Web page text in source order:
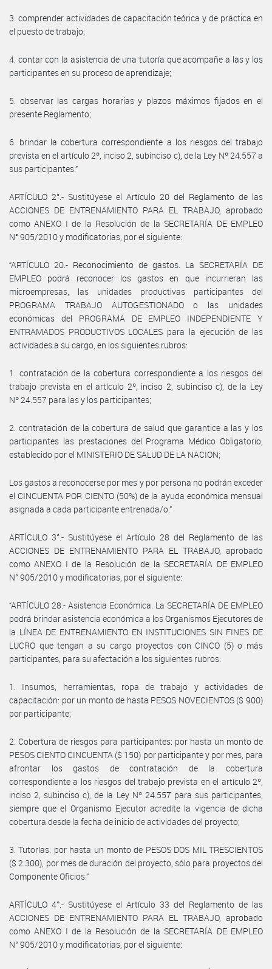
3. comprender actividades de capacitación teórica y de práctica en
el puesto de trabajo;
4. contar con la asistencia de una tutoría que acompañe a las y los
participantes en su proceso de aprendizaje;
5. observar las cargas horarias y plazos máximos fijados en el
presente Reglamento;
6. brindar la cobertura correspondiente a los riesgos del trabajo
prevista en el artículo 2º, inciso 2, subinciso c), de la Ley Nº 24.557 a
sus participantes.”
ARTÍCULO 2°.- Sustitúyese el Artículo 20 del Reglamento de las
ACCIONES DE ENTRENAMIENTO PARA EL TRABAJO, aprobado
como ANEXO I de la Resolución de la SECRETARÍA DE EMPLEO
N° 905/2010 y modificatorias, por el siguiente:
“ARTÍCULO 20.- Reconocimiento de gastos. La SECRETARÍA DE
EMPLEO podrá reconocer los gastos en que incurrieran las
microempresas, las unidades productivas participantes del
PROGRAMA TRABAJO AUTOGESTIONADO o las unidades
económicas del PROGRAMA DE EMPLEO INDEPENDIENTE Y
ENTRAMADOS PRODUCTIVOS LOCALES para la ejecución de las
actividades a su cargo, en los siguientes rubros:
1. contratación de la cobertura correspondiente a los riesgos del
trabajo prevista en el artículo 2º, inciso 2, subinciso c), de la Ley
Nº 24.557 para las y los participantes;
2. contratación de la cobertura de salud que garantice a las y los
participantes las prestaciones del Programa Médico Obligatorio,
establecido por el MINISTERIO DE SALUD DE LA NACION;
Los gastos a reconocerse por mes y por persona no podrán exceder
el CINCUENTA POR CIENTO (50%) de la ayuda económica mensual
asignada a cada participante entrenada/o.”
ARTÍCULO 3°.- Sustitúyese el Artículo 28 del Reglamento de las
ACCIONES DE ENTRENAMIENTO PARA EL TRABAJO, aprobado
como ANEXO I de la Resolución de la SECRETARÍA DE EMPLEO
N° 905/2010 y modificatorias, por el siguiente:
“ARTÍCULO 28.- Asistencia Económica. La SECRETARÍA DE EMPLEO
podrá brindar asistencia económica a los Organismos Ejecutores de
la LÍNEA DE ENTRENAMIENTO EN INSTITUCIONES SIN FINES DE
LUCRO que tengan a su cargo proyectos con CINCO (5) o más
participantes, para su afectación a los siguientes rubros:
1. Insumos, herramientas, ropa de trabajo y actividades de
capacitación: por un monto de hasta PESOS NOVECIENTOS ($ 900)
por participante;
2. Cobertura de riesgos para participantes: por hasta un monto de
PESOS CIENTO CINCUENTA ($ 150) por participante y por mes, para
afrontar los gastos de contratación de la cobertura
correspondiente a los riesgos del trabajo prevista en el artículo 2º,
inciso 2, subinciso c), de la Ley Nº 24.557 para sus participantes,
siempre que el Organismo Ejecutor acredite la vigencia de dicha
cobertura desde la fecha de inicio de actividades del proyecto;
3. Tutorías: por hasta un monto de PESOS DOS MIL TRESCIENTOS
($ 2.300), por mes de duración del proyecto, sólo para proyectos del
Componente Oficios.”
ARTÍCULO 4°.- Sustitúyese el Artículo 33 del Reglamento de las
ACCIONES DE ENTRENAMIENTO PARA EL TRABAJO, aprobado
como ANEXO I de la Resolución de la SECRETARÍA DE EMPLEO
N° 905/2010 y modificatorias, por el siguiente: